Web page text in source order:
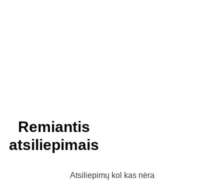
Remiantis
atsiliepimais
Atsiliepimų kol kas nėra